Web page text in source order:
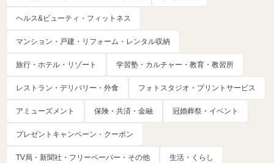
ヘルス&ビューティ・フィットネス
マンション・戸建・リフォーム・レンタル収納
旅行・ホテル・リゾート 学習塾・カルチャー・教育・教習所
レストラン・デリバリー・外食 フォトスタジオ・プリントサービス
アミューズメント 保険・共済・金融 冠婚葬祭・イベント
プレゼントキャンペーン・クーポン
TV局・新聞社・フリーペーパー・その他 生活・くらし